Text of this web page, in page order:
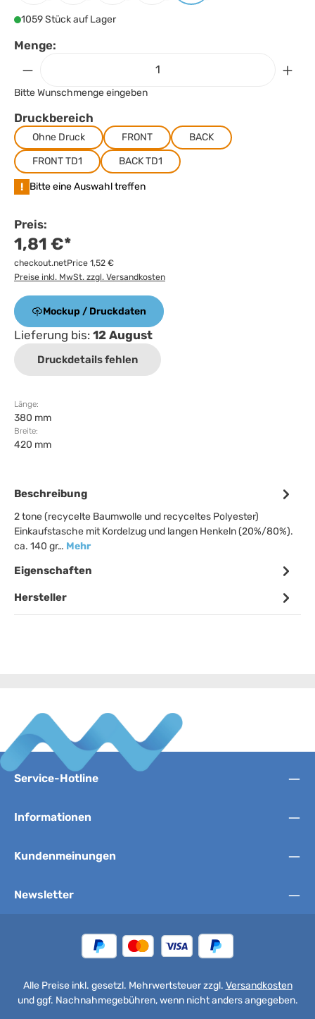
1059 Stück auf Lager
Menge:
Bitte Wunschmenge eingeben
Druckbereich
Ohne Druck FRONT
BACK
FRONT TD1
BACK TD1
! Bitte eine Auswahl treffen
Preis:
1,81 €*
checkout.netPrice 1,52 €
Preise inkl. MwSt. zzgl. Versandkosten
Mockup / Druckdaten
Lieferung bis: 12 August
Druckdetails fehlen
Länge:
380 mm
Breite:
420 mm
Beschreibung
2 tone (recycelte Baumwolle und recyceltes Polyester)
Einkaufstasche mit Kordelzug und langen Henkeln (20%/80%).
ca. 140 gr… Mehr
Eigenschaften
Hersteller
Service-Hotline
Informationen
Kundenmeinungen
Newsletter
Alle Preise inkl. gesetzl. Mehrwertsteuer zzgl. Versandkosten
und ggf. Nachnahmegebühren, wenn nicht anders angegeben.